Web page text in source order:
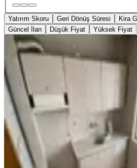
Yatırım Skoru Geri Dönüş Süresi Kira
Güncel İlan
Düşük Fiyat Yüksek Fiyat
BALKONLU
Yeşiltepe'de Ara
Satılık Kupon
Keçiören, Yeşiltepe
3+1
·
3.150.000 ₺
DOĞDU EMLAK GAYRİMENKUL